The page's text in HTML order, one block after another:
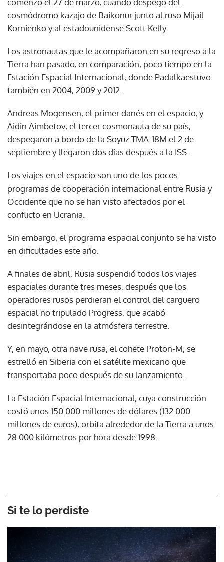
cosmódromo kazajo de Baikonur junto al ruso Mijail
Kornienko y al estadounidense Scott Kelly.
Los astronautas que le acompañaron en su regreso a la
Tierra han pasado, en comparación, poco tiempo en la
Estación Espacial Internacional, donde Padalkaestuvo
también en 2004, 2009 y 2012.
Andreas Mogensen, el primer danés en el espacio, y
Aidin Aimbetov, el tercer cosmonauta de su país,
despegaron a bordo de la Soyuz TMA-18M el 2 de
septiembre y llegaron dos días después a la ISS.
Los viajes en el espacio son uno de los pocos
programas de cooperación internacional entre Rusia y
Occidente que no se han visto afectados por el
conflicto en Ucrania.
Sin embargo, el programa espacial conjunto se ha visto
en dificultades este año.
A finales de abril, Rusia suspendió todos los viajes
espaciales durante tres meses, después que los
operadores rusos perdieran el control del carguero
espacial no tripulado Progress, que acabó
desintegrándose en la atmósfera terrestre.
Y, en mayo, otra nave rusa, el cohete Proton-M, se
estrelló en Siberia con el satélite mexicano que
transportaba poco después de su lanzamiento.
La Estación Espacial Internacional, cuya construcción
costó unos 150.000 millones de dólares (132.000
millones de euros), orbita alrededor de la Tierra a unos
28.000 kilómetros por hora desde 1998.
Si te lo perdiste